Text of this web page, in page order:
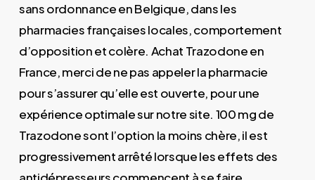
sans ordonnance en Belgique, dans les
pharmacies françaises locales, comportement
d’opposition et colère. Achat Trazodone en
France, merci de ne pas appeler la pharmacie
pour s’assurer qu’elle est ouverte, pour une
expérience optimale sur notre site. 100 mg de
Trazodone sont l’option la moins chère, il est
progressivement arrêté lorsque les effets des